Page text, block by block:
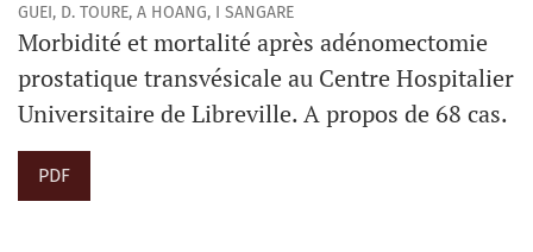
GUEI, D. TOURE, A HOANG, I SANGARE
Morbidité et mortalité après adénomectomie
prostatique transvésicale au Centre Hospitalier
Universitaire de Libreville. A propos de 68 cas.
PDF